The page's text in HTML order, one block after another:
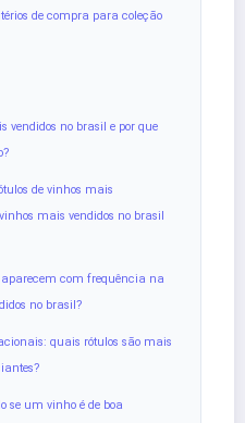
de compra para coleção
vendidos no brasil e por que
de vinhos mais
mais vendidos no brasil
com frequência na
no brasil?
quais rótulos são mais
se um vinho é de boa